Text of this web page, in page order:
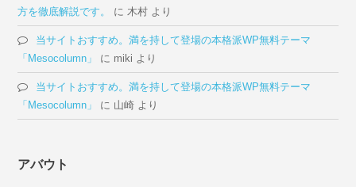
方を徹底解説です。
に 木村 より
当サイトおすすめ。満を持して登場の本格派WP無料テーマ
「Mesocolumn」
に miki より
当サイトおすすめ。満を持して登場の本格派WP無料テーマ
「Mesocolumn」
に 山崎 より
アバウト